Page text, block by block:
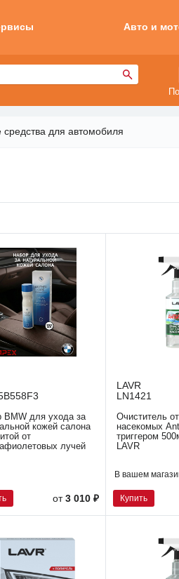
Авто и
для автомобиля
BMW для ухода за
кожей салона
от
лучей
от 3 010 ₽
LAVR
LN1421
Очиститель
насекомых
триггером
LAVR
В вашем
Купить